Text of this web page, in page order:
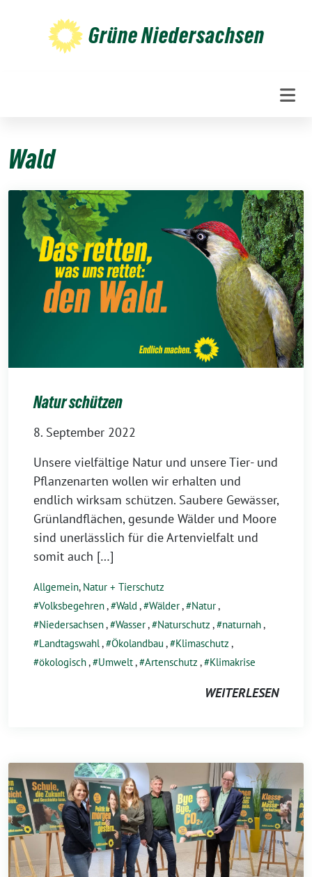
Grüne Niedersachsen
Wald
Natur schützen
8. September 2022
Unsere vielfältige Natur und unsere Tier- und
Pflanzenarten wollen wir erhalten und
endlich wirksam schützen. Saubere Gewässer,
Grünlandflächen, gesunde Wälder und Moore
sind unerlässlich für die Artenvielfalt und
somit auch […]
Allgemein, Natur + Tierschutz
Volksbegehren, Wald , Wälder, Natur,
Niedersachsen, Wasser, Naturschutz , naturnah,
Landtagswahl , Ökolandbau , Klimaschutz ,
ökologisch, Umwelt, Artenschutz , Klimakrise
WEITERLESEN